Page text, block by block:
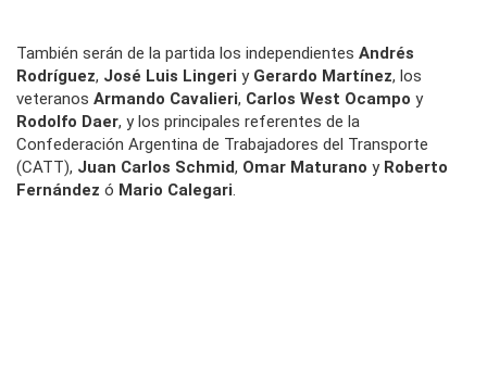
También serán de la partida los independientes Andrés
Rodríguez, José Luis Lingeri y Gerardo Martínez, los
veteranos Armando Cavalieri, Carlos West Ocampo y
Rodolfo Daer, y los principales referentes de la
Confederación Argentina de Trabajadores del Transporte
(CATT), Juan Carlos Schmid, Omar Maturano y Roberto
Fernández ó Mario Calegari.